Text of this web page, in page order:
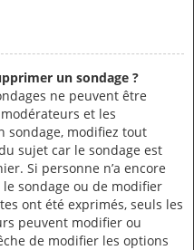
un sondage ?
ne peuvent être
et les
sondage, modifiez tout
sujet car le sondage est
Si personne n’a encore
sondage ou de modifier
ont été exprimés, seuls les
peuvent modifier ou
de modifier les options